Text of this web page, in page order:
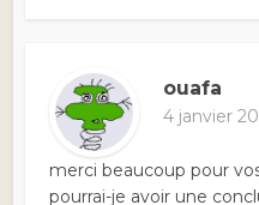
ouafa
4 janvier
merci beaucoup pour
pourrai-je avoir une